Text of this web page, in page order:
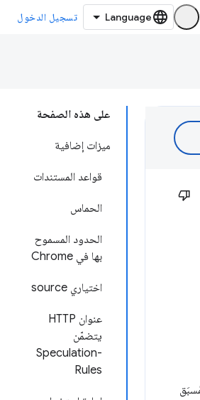
تسجيل الدخول
على هذه الصفحة
ميزات إضافية
قواعد المستندات
الحماس
الحدود المسموح
بها في Chrome
اختياري source
عنوان HTTP
يتضمّن
Speculation-
Rules